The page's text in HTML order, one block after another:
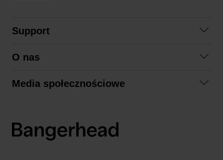
Support
Regulamin zakupów
O nas
Zrównoważony rozwój
Media społecznościowe
LinkedIn